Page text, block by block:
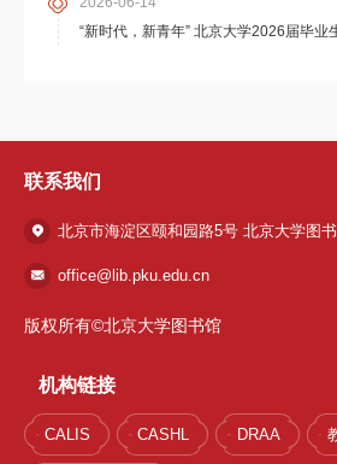
“新时代，新青年” 北京大学2026届毕业
联系我们
北京市海淀区颐和园路5号 北京大学图
office@lib.pku.edu.cn
版权所有©北京大学图书馆
机构链接
CALIS CASHL DRAA